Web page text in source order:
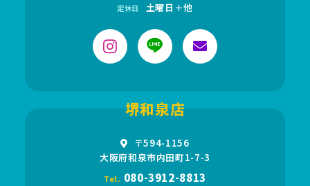
定休日 土曜日＋他
堺和泉店
〒594-1156
大阪府和泉市内田町1-7-3
Tel. 080-3912-8813